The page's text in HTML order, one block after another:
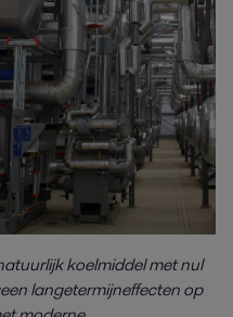
koelmiddel met nul
langetermijneffecten op